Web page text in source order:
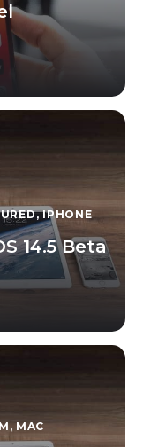
,IPHONE
14.5 Beta
, MAC